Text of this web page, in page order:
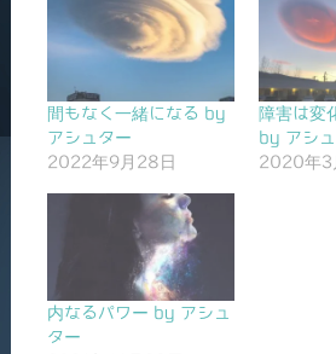
間もなく一緒になる by
アシュター
2022年9月28日
障害は変
by アシ
2020年3
内なるパワー by アシュ
ター